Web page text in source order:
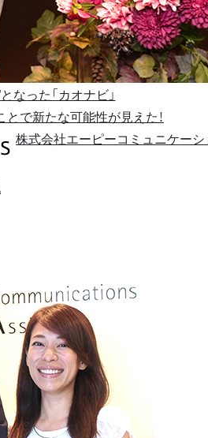
なった「カオナビ」
で新たな可能性が見えた！
株式会社エーピーコミュニケー